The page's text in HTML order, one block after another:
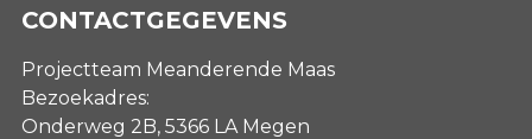
CONTACTGEGEVENS
Projectteam Meanderende Maas
Bezoekadres:
Onderweg 2B, 5366 LA Megen